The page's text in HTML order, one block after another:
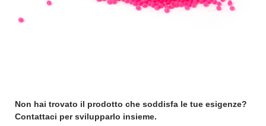
Non hai trovato il prodotto che soddisfa le tue esigenze?
Contattaci per svilupparlo insieme.